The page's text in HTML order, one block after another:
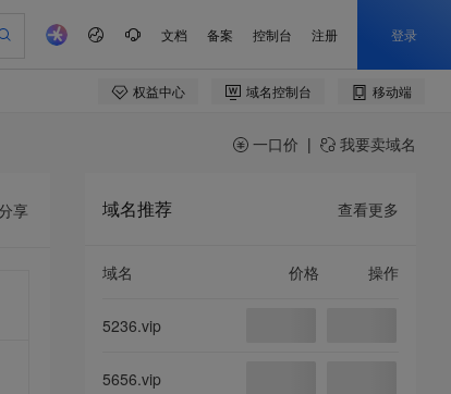
一口价 | 我要卖域名
享 域名推荐 查看更多
域名 价格 操作
5236.vip
5656.vip